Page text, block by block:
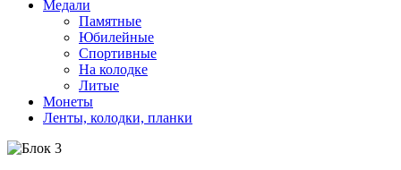
Медали
Памятные
Юбилейные
Спортивные
На колодке
Литые
Монеты
Ленты, колодки, планки